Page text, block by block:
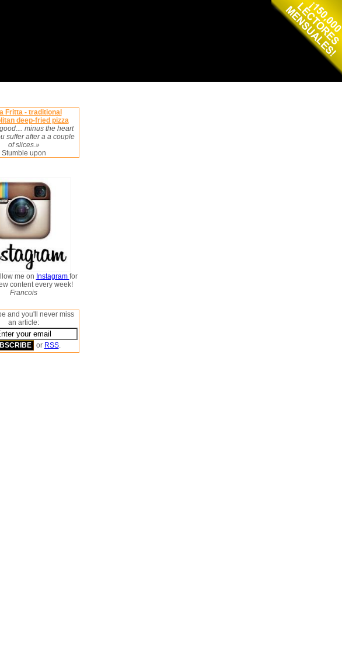
Fritta - traditional
deep-fried pizza
minus the heart
suffer after a a couple
of slices.»
Stumble upon
me on Instagram for
content every week!
Francois
and you'll never miss
an article:
or RSS.